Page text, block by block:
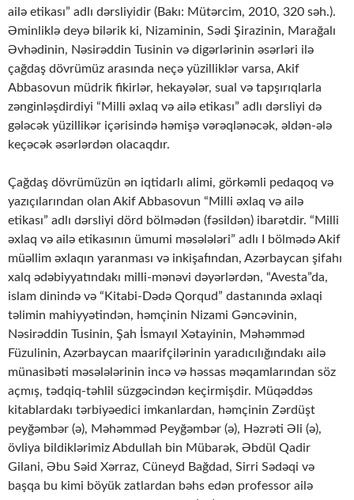
ailə etikası” adlı dərsliyidir (Bakı: Mütərcim, 2010, 320 səh.).
Əminliklə deyə bilərik ki, Nizaminin, Sədi Şirazinin, Marağalı
Əvhədinin, Nəsirəddin Tusinin və digərlərinin əsərləri ilə
çağdaş dövrümüz arasında neçə yüzilliklər varsa, Akif
Abbasovun müdrik fikirlər, hekayələr, sual və tapşırıqlarla
zənginləşdirdiyi “Milli əxlaq və ailə etikası” adlı dərsliyi də
gələcək yüzillikər içərisində həmişə vərəqlənəcək, əldən-ələ
keçəcək əsərlərdən olacaqdır.
Çağdaş dövrümüzün ən iqtidarlı alimi, görkəmli pedaqoq və
yazıçılarından olan Akif Abbasovun “Milli əxlaq və ailə
etikası” adlı dərsliyi dörd bölmədən (fəsildən) ibarətdir. “Milli
əxlaq və ailə etikasının ümumi məsələləri” adlı I bölmədə Akif
müəllim əxlaqın yaranması və inkişafından, Azərbaycan şifahı
xalq ədəbiyyatındakı milli-mənəvi dəyərlərdən, “Avesta”da,
islam dinində və “Kitabi-Dədə Qorqud” dastanında əxlaqi
təlimin mahiyyətindən, həmçinin Nizami Gəncəvinin,
Nəsirəddin Tusinin, Şah İsmayıl Xətayinin, Məhəmməd
Füzulinin, Azərbaycan maarifçilərinin yaradıcılığındakı ailə
münasibəti məsələlərinin incə və həssas məqamlarından söz
açmış, tədqiq-təhlil süzgəcindən keçirmişdir. Müqəddəs
kitablardakı tərbiyəedici imkanlardan, həmçinin Zərdüşt
peyğəmbər (ə), Məhəmməd Peyğəmbər (ə), Həzrəti Əli (ə),
övliya bildiklərimiz Abdullah bin Mübarək, Əbdül Qadir
Gilani, Əbu Səid Xərraz, Cüneyd Bağdad, Sirri Sədəqi və
başqa bu kimi böyük zatlardan bəhs edən professor ailə